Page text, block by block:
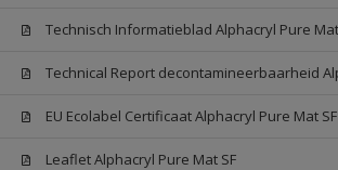
Technisch Informatieblad Alphacryl Pure Mat
Technical Report decontamineerbaarheid
EU Ecolabel Certificaat Alphacryl Pure Mat SF
Leaflet Alphacryl Pure Mat SF